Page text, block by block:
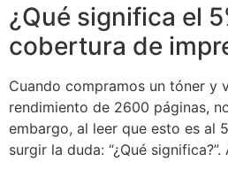
¿Qué significa el
cobertura de
Cuando compramos un tóner y
rendimiento de 2600 páginas,
embargo, al leer que esto es al
surgir la duda: “¿Qué